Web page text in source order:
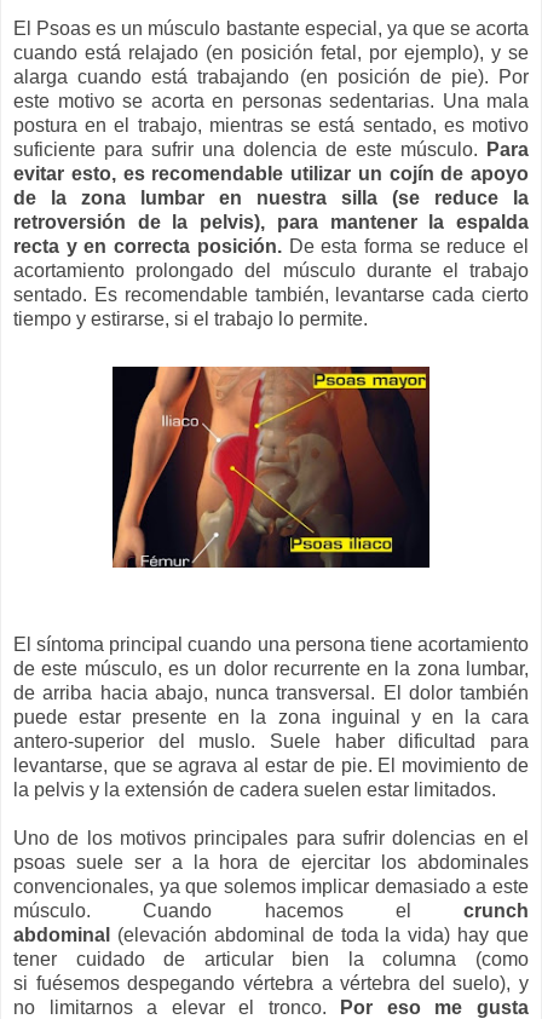
El Psoas es un músculo bastante especial, ya que se acorta
cuando está relajado (en posición fetal, por ejemplo), y se
alarga cuando está trabajando (en posición de pie). Por
este motivo se acorta en personas sedentarias. Una mala
postura en el trabajo, mientras se está sentado, es motivo
suficiente para sufrir una dolencia de este músculo.
Para
evitar esto, es recomendable utilizar un cojín de apoyo
de la zona lumbar en nuestra silla (se reduce la
retroversión de la pelvis), para mantener la espalda
recta y en correcta posición.De esta forma se reduce el
acortamiento prolongado del músculo durante el trabajo
sentado. Es recomendable también, levantarse cada cierto
tiempo y estirarse, si el trabajo lo permite.
El síntoma principal cuando una persona tiene acortamiento
de este músculo, es un dolor recurrente en la zona lumbar,
de arriba hacia abajo, nunca transversal. El dolor también
puede estar presente en la zona inguinal y en la cara
antero-superior del muslo. Suele haber dificultad para
levantarse, que se agrava al estar de pie. El movimiento de
la pelvis y la extensión de cadera suelen estar limitados.
Uno de los motivos principales para sufrir dolencias en el
psoas suele ser a la hora de ejercitar los abdominales
convencionales, ya que solemos implicar demasiado a este
músculo. Cuando hacemos el crunch
abdominal
(elevación abdominal de toda la vida) hay que
tener cuidado de articular bien la columna (como
si fuésemos despegando vértebra a vértebra del suelo), y
no limitarnos a elevar el tronco.
Por eso me gusta